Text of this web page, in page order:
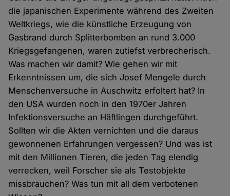
die japanischen Experimente während des Zweiten
Weltkriegs, wie die künstliche Erzeugung von
Gasbrand durch Splitterbomben an rund 3.000
Kriegsgefangenen, waren zutiefst verbrecherisch.
Was machen wir damit? Wie gehen wir mit
Erkenntnissen um, die sich Josef Mengele durch
Menschenversuche in Auschwitz erfoltert hat? In
den USA wurden noch in den 1970er Jahren
Infektionsversuche an Häftlingen durchgeführt.
Sollten wir die Akten vernichten und die daraus
gewonnenen Erfahrungen vergessen? Und was ist
mit den Millionen Tieren, die jeden Tag elendig
verrecken, weil Forscher sie als Testobjekte
missbrauchen? Was tun mit all dem verbotenen